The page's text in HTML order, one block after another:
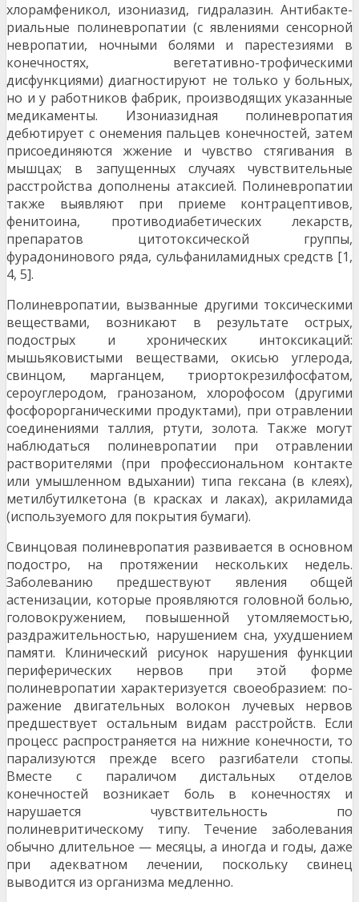
хлорамфеникол, изониазид, гидралазин. Антибакте­
риальные полиневропатии (с явлениями сенсорной
невро­патии, ночными болями и парестезиями в
конечностях, ве­гетативно-трофическими
дисфункциями) диагностируют не только у больных,
но и у работников фабрик, производя­щих указанные
медикаменты. Изониазидная полиневро­патия
дебютирует с онемения пальцев конечностей, затем
присоединяются жжение и чувство стягивания в
мышцах; в запущенных случаях чувствительные
расстройства допол­нены атаксией. Полиневропатии
также выявляют при приеме контрацептивов,
фенитоина, противодиабетических лекарств,
препаратов цитотоксической группы,
фурадонинового ряда, сульфаниламидных средств [1,
4, 5].
Полиневропатии, вызванные другими токсическими
веществами, возникают в результате острых,
подострых и хронических интоксикаций:
мышьяковистыми веще­ствами, окисью углерода,
свинцом, марганцем, триортокрезилфосфатом,
сероуглеродом, гранозаном, хлоро­фосом (другими
фосфорорганическими продуктами), при отравлении
соединениями таллия, ртути, золота. Также могут
наблюдаться полиневропатии при отравле­нии
растворителями (при профессиональном контакте
или умышленном вдыхании) типа гексана (в клеях),
метилбутилкетона (в красках и лаках), акриламида
(исполь­зуемого для покрытия бумаги).
Свинцовая полиневропатия развивается в основном
подостро, на протяжении нескольких недель.
Заболева­нию предшествуют явления общей
астенизации, которые проявляются головной болью,
головокружением, повы­шенной утомляемостью,
раздражительностью, наруше­нием сна, ухудшением
памяти. Клинический рисунок нарушения функции
периферических нервов при этой фор­ме
полиневропатии характеризуется своеобразием: по­
ражение двигательных волокон лучевых нервов
предше­ствует остальным видам расстройств. Если
процесс рас­пространяется на нижние конечности, то
парализуются прежде всего разгибатели стопы.
Вместе с параличом дистальных отделов
конечностей возникает боль в конеч­ностях и
нарушается чувствительность по
полиневритическому типу. Течение заболевания
обычно длительное — месяцы, а иногда и годы, даже
при адекватном лечении, поскольку свинец
выводится из организма медленно.